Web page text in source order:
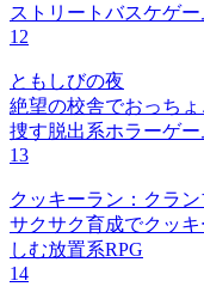
ストリートバスケゲー
12
ともしびの夜
絶望の校舎でおっち
捜す脱出系ホラーゲー
13
クッキーラン：クラ
サクサク育成でクッ
しむ放置系RPG
14